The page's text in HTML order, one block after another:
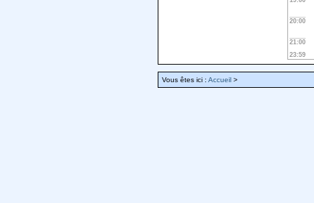
20:00
21:00
23:59
Vous êtes ici : Accueil >